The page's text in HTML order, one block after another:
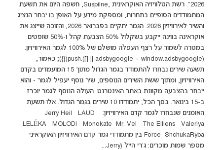
2026". רשת הטלוויזיה האוקראינית ,Suspilne, חשפה היום את תשעת
המתמודדים הסופיים בתחרות, ומספקת מידע על האופן בו יבחר הנציג
והשיר לאירוויזיון 2026. הגמר יתקיים בפברואר 2026, והזוכה שייצג את
אוקראינה בווינה ייקבע בשקלול 50% הצבעת קהל ו-50% שופטים
במטרה לשמור על רצף העפלה מושלם של 100% לגמר האירוויזיון.
(adsbygoogle = window.adsbygoogle || []).push({}); כאמור,
תשעה שירים נבחרו להתמודד בגמר הגדול מתוך 15 המועמדים בקדם
האירוויזיון, ומתוך ששת השירים הנוספים, שיר נוסף יעפיל לגמר - והוא
ייבחר בהצבעה מקוונת באתר האינטרנט. העולה הנוסף לגמר יוכרז
ב-15 בינואר. בסך הכל, יתמודדו 10 שירים בגמר הגדול. אלו תשעת
האומנים שנבחרו לגמר קדם האירוויזיון: Jerry Heil LAUD
LELÉKA MOLODI Monokate Mr. Vel The Elliens Valeriya
Force ShchukaRyba בין מתמודדי גמר קדם האירוויזיון האוקראיני
מספר שמות מוכרים: ג'רי הייל (Jerry...